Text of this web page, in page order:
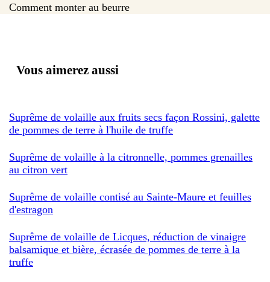
Comment monter au beurre
Vous aimerez aussi
Suprême de volaille aux fruits secs façon Rossini, galette
de pommes de terre à l'huile de truffe
Suprême de volaille à la citronnelle, pommes grenailles
au citron vert
Suprême de volaille contisé au Sainte-Maure et feuilles
d'estragon
Suprême de volaille de Licques, réduction de vinaigre
balsamique et bière, écrasée de pommes de terre à la
truffe